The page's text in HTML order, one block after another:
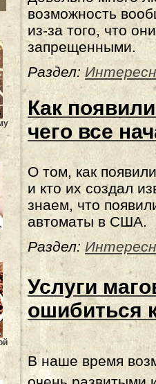
возможность
из-за того, что
запрещенными.
Раздел:
Как
чего все
О том, как
и кто их создал
знаем, что
автоматы в США.
Раздел:
Услуги
ошибиться
В наше время